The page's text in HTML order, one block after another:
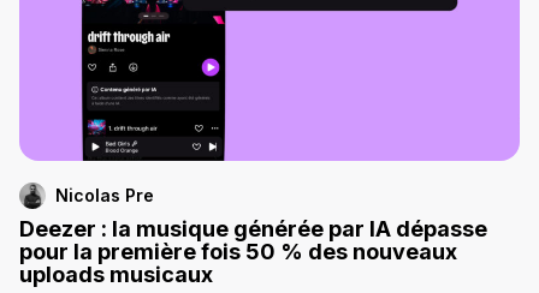
Nicolas Pre
Deezer : la musique générée par IA dépasse
pour la première fois 50 % des nouveaux
uploads musicaux